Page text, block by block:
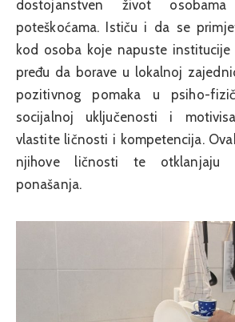
dostojanstven život
poteškoćama. Ističu i da se
kod osoba koje napuste
pređu da borave u lokalnoj
pozitivnog pomaka u psiho-
socijalnoj uključenosti i
vlastite ličnosti i kompetencija.
njihove ličnosti te otklanjaju
ponašanja.